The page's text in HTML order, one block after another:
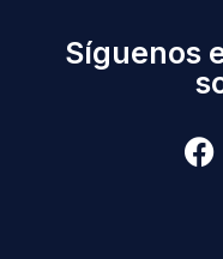
Síguenos